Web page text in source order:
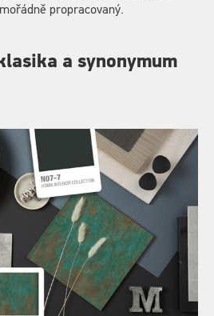
propracovaný.
a synonymum